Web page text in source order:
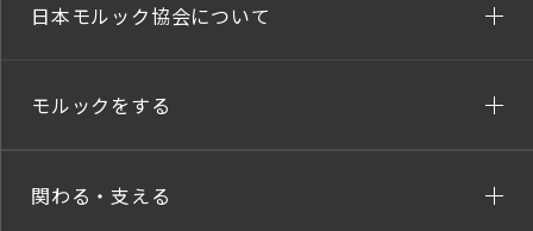
日本モルック協会について
モルックをする
関わる・支える